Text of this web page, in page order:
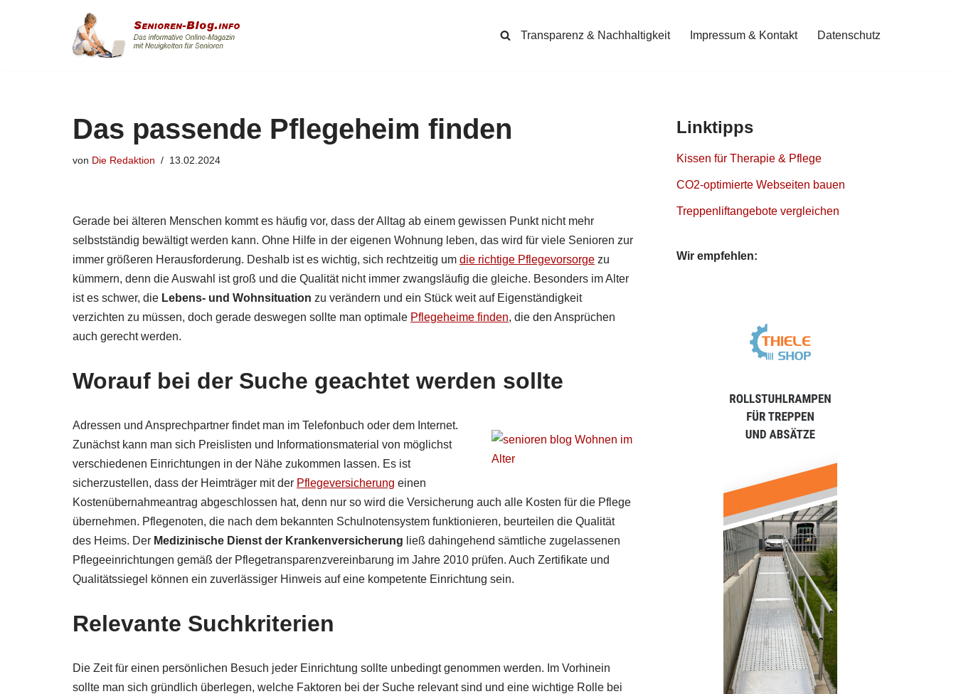
Transparenz & Nachhaltigkeit Impressum & Kontakt Datenschutz
Das passende Pflegeheim finden
von Die Redaktion 13.02.2024
Gerade bei älteren Menschen kommt es häufig vor, dass der Alltag ab einem gewissen Punkt nicht mehr
selbstständig bewältigt werden kann. Ohne Hilfe in der eigenen Wohnung leben, das wird für viele Senioren zur
immer größeren Herausforderung. Deshalb ist es wichtig, sich rechtzeitig um die richtige Pflegevorsorge zu
kümmern, denn die Auswahl ist groß und die Qualität nicht immer zwangsläufig die gleiche. Besonders im Alter
ist es schwer, die Lebens- und Wohnsituation zu verändern und ein Stück weit auf Eigenständigkeit
verzichten zu müssen, doch gerade deswegen sollte man optimale Pflegeheime finden, die den Ansprüchen
auch gerecht werden.
Worauf bei der Suche geachtet werden sollte
Adressen und Ansprechpartner findet man im Telefonbuch oder dem Internet.
Zunächst kann man sich Preislisten und Informationsmaterial von möglichst
verschiedenen Einrichtungen in der Nähe zukommen lassen. Es ist
sicherzustellen, dass der Heimträger mit der Pflegeversicherung einen
Kostenübernahmeantrag abgeschlossen hat, denn nur so wird die Versicherung auch alle Kosten für die Pflege
übernehmen. Pflegenoten, die nach dem bekannten Schulnotensystem funktionieren, beurteilen die Qualität
des Heims. Der Medizinische Dienst der Krankenversicherung ließ dahingehend sämtliche zugelassenen
Pflegeeinrichtungen gemäß der Pflegetransparenzvereinbarung im Jahre 2010 prüfen. Auch Zertifikate und
Qualitätssiegel können ein zuverlässiger Hinweis auf eine kompetente Einrichtung sein.
Relevante Suchkriterien
Die Zeit für einen persönlichen Besuch jeder Einrichtung sollte unbedingt genommen werden. Im Vorhinein
sollte man sich gründlich überlegen, welche Faktoren bei der Suche relevant sind und eine wichtige Rolle bei
Linktipps
Kissen für Therapie & Pflege
CO2-optimierte Webseiten bauen
Treppenliftangebote vergleichen
Wir empfehlen: